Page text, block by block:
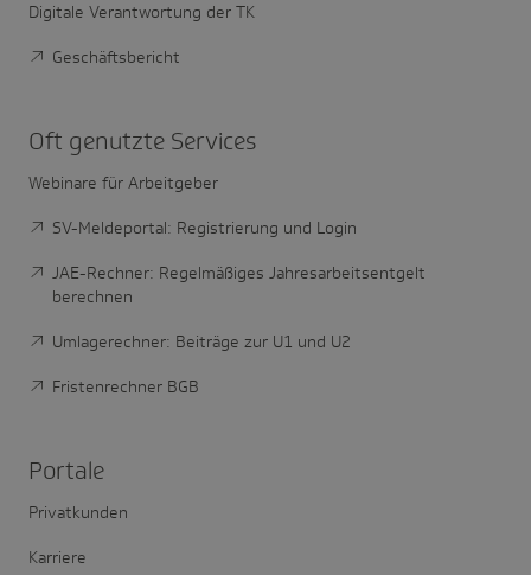
Digitale Verantwortung der TK
Geschäftsbericht
Oft genutzte Services
Webinare für Arbeitgeber
SV-Meldeportal: Registrierung und Login
JAE-Rechner: Regelmäßiges Jahresarbeitsentgelt
berechnen
Umlagerechner: Beiträge zur U1 und U2
Fristenrechner BGB
Portale
Privatkunden
Karriere